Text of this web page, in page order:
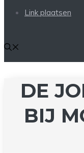
Link plaatsen
DE
BIJ